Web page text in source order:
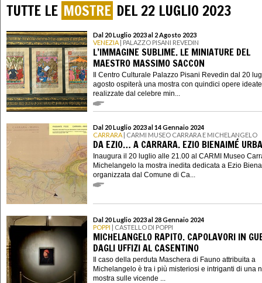
TUTTE LE MOSTRE DEL 22 LUGLIO 2023
Dal 20 Luglio 2023 al 2 Agosto 2023
VENEZIA | PALAZZO PISANI REVEDIN
L’IMMAGINE SUBLIME. LE MINIATURE DEL
MAESTRO MASSIMO SACCON
Il Centro Culturale Palazzo Pisani Revedin dal 20
agosto ospiterà una mostra con quindici opere
realizzate dal celebre min...
Dal 20 Luglio 2023 al 14 Gennaio 2024
CARRARA | CARMI MUSEO CARRARA E MICHELANGELO
DA EZIO… A CARRARA. EZIO BIENAIMÉ
Inaugura il 20 luglio alle 21.00 al CARMI Museo
Michelangelo la mostra inedita dedicata a Ezio
organizzata dal Comune di Ca...
Dal 20 Luglio 2023 al 28 Gennaio 2024
POPPI | CASTELLO DI POPPI
MICHELANGELO RAPITO. CAPOLAVORI IN
DAGLI UFFIZI AL CASENTINO
Il caso della perduta Maschera di Fauno attribuita a
Michelangelo è tra i più misteriosi e intriganti di una
mostra sulle vicende ...